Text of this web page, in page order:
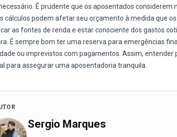
É prudente que os aposentados
cálculos podem afetar seu orçamento à medida que
as fontes de renda e estar consciente dos gastos
É sempre bom ter uma reserva para emergências
ou imprevistos com pagamentos. Assim, entender
para assegurar uma aposentadoria tranquila.
Sergio Marques